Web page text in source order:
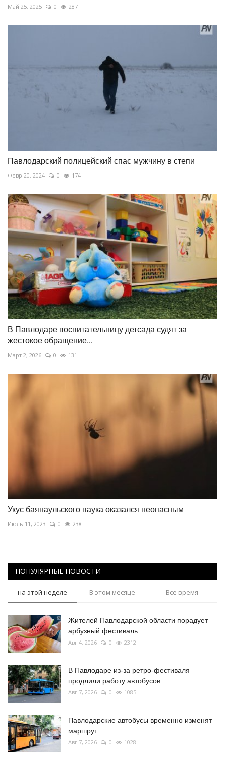
Май 25, 2025 0 287
Павлодарский полицейский спас мужчину в степи
Февр 20, 2024 0 174
В Павлодаре воспитательницу детсада судят за
жестокое обращение...
Март 2, 2026 0 131
Укус баянаульского паука оказался неопасным
Июль 11, 2023 0 238
ПОПУЛЯРНЫЕ НОВОСТИ
на этой неделе В этом месяце Все время
Жителей Павлодарской области порадует
арбузный фестиваль
Авг 4, 2026 0 2312
В Павлодаре из-за ретро-фестиваля
продлили работу автобусов
Авг 7, 2026 0 1085
Павлодарские автобусы временно изменят
маршрут
Авг 7, 2026 0 1028